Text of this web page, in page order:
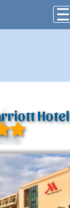
Hotel